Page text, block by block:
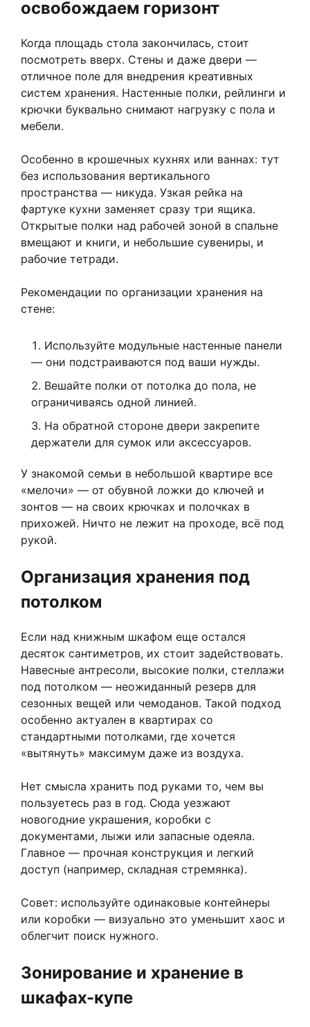
освобождаем горизонт
Когда площадь стола закончилась, стоит
посмотреть вверх. Стены и даже двери —
отличное поле для внедрения креативных
систем хранения. Настенные полки, рейлинги и
крючки буквально снимают нагрузку с пола и
мебели.
Особенно в крошечных кухнях или ваннах: тут
без использования вертикального
пространства — никуда. Узкая рейка на
фартуке кухни заменяет сразу три ящика.
Открытые полки над рабочей зоной в спальне
вмещают и книги, и небольшие сувениры, и
рабочие тетради.
Рекомендации по организации хранения на
стене:
Используйте модульные настенные панели
— они подстраиваются под ваши нужды.
Вешайте полки от потолка до пола, не
ограничиваясь одной линией.
На обратной стороне двери закрепите
держатели для сумок или аксессуаров.
У знакомой семьи в небольшой квартире все
«мелочи» — от обувной ложки до ключей и
зонтов — на своих крючках и полочках в
прихожей. Ничто не лежит на проходе, всё под
рукой.
Организация хранения под
потолком
Если над книжным шкафом еще остался
десяток сантиметров, их стоит задействовать.
Навесные антресоли, высокие полки, стеллажи
под потолком — неожиданный резерв для
сезонных вещей или чемоданов. Такой подход
особенно актуален в квартирах со
стандартными потолками, где хочется
«вытянуть» максимум даже из воздуха.
Нет смысла хранить под руками то, чем вы
пользуетесь раз в год. Сюда уезжают
новогодние украшения, коробки с
документами, лыжи или запасные одеяла.
Главное — прочная конструкция и легкий
доступ (например, складная стремянка).
Совет: используйте одинаковые контейнеры
или коробки — визуально это уменьшит хаос и
облегчит поиск нужного.
Зонирование и хранение в
шкафах-купе